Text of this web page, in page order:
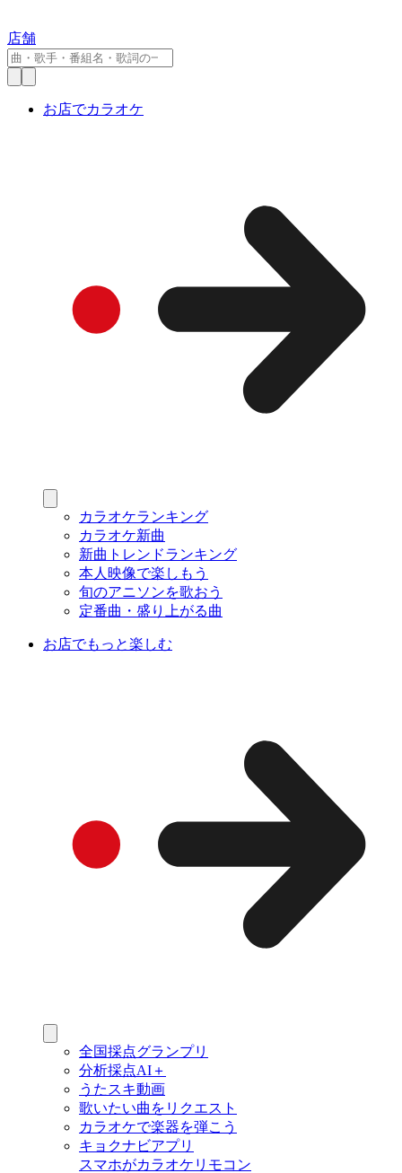
店舗
お店でカラオケ
カラオケランキング
カラオケ新曲
新曲トレンドランキング
本人映像で楽しもう
旬のアニソンを歌おう
定番曲・盛り上がる曲
お店でもっと楽しむ
全国採点グランプリ
分析採点AI＋
うたスキ動画
歌いたい曲をリクエスト
カラオケで楽器を弾こう
キョクナビアプリ
スマホがカラオケリモコン